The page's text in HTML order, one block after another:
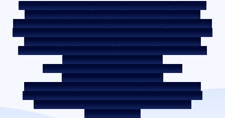
साईटमॅप फेअर प्रॅक्टिस कोड बेंचमार्क रेट्स KYC मार्गदर्शक तत्त्वे
डाउनलोड्स
सेल नोटीस
ऑक्शन पोर्टल कुकी पॉलिसी प्रायव्हसी पॉलिसी
अटी व शर्ती
व्हिसल ब्लोअर पॉलिसी
तक्रार पोस्ट करा तक्रार निवारण पॉलिसी
एन्व्हायरमेंट पॉलिसी
क्वॉलिटी पॉलिसी
सोशल मीडिया पॉलिसी अस्वीकृती इंटरेस्ट रेट
इंटरेस्ट रेट पॉलिसी
फी आणि अन्य शुल्क
आवश्यक डॉक्युमेंट प्रीपेमेंट शुल्क
ROI स्विच पॉलिसी
को-लेंडिंग पॉलिसी
को-लेंडिंग पार्टनरशिप
कर्जदाराचे शिक्षण - SMA/ NPA वर्गीकरण
कर्जदार जागरूकता - RBI ओम्बड्समॅन स्कीम
कर्जदार जागरूकता - प्रॉपर्टी डॉक्युमेंट्स हस्तांतरणाची प्रक्रिया
कॉर्पोरेट गव्हर्नन्स वरील अंतर्गत मार्गदर्शक तत्त्वे
SARFAESI कायदा 2002 अंतर्गत सुरक्षित मालमत्ता
बंद केलेले सर्व्हिस प्रदाता
डिजिटल सोर्सिंग पार्टनर
लिक्विडिटी रिस्क वरील डिस्क्लोजर
डिजिटल सर्व्हिसेस
सीकेवायसी जागरूकता व्हिडिओ
सीकेवायसी जागरुकता फोटो
CSR
भारतातील होम लोकेशन